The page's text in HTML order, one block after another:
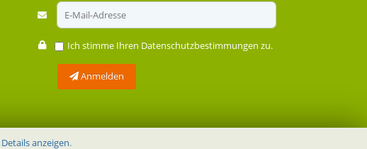
Details anzeigen.
Ich stimme Ihren Datenschutzbestimmungen zu.
Anmelden